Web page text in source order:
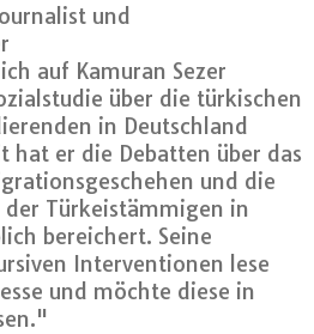
und
auf Kamuran Sezer
über die türkischen
in Deutschland
hat er die Debatten über das
und die
Türkeistämmigen in
bereichert. Seine
Interventionen lese
und möchte diese in